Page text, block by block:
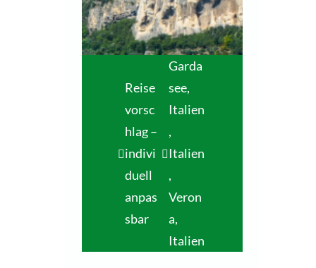
Reise
vorsc
hlag –
indivi
duell
anpas
sbar
Garda
see,
Italien
,
Italien
,
Veron
a,
Italien